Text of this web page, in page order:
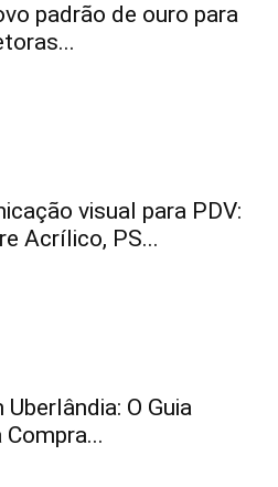
padrão de ouro para
visual para PDV:
Acrílico, PS...
O Guia